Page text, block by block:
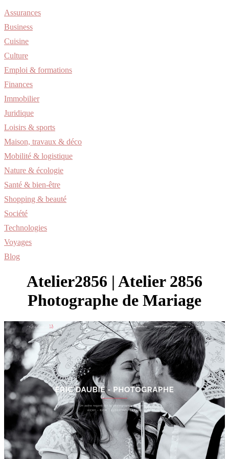
Assurances
Business
Cuisine
Culture
Emploi & formations
Finances
Immobilier
Juridique
Loisirs & sports
Maison, travaux & déco
Mobilité & logistique
Nature & écologie
Santé & bien-être
Shopping & beauté
Société
Technologies
Voyages
Blog
Atelier2856 | Atelier 2856
Photographe de Mariage